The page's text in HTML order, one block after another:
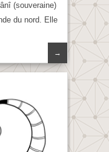
(souveraine)
du nord. Elle
→